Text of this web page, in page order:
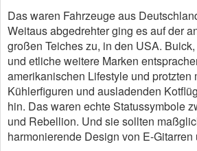
Das waren Fahrzeuge aus
Weitaus abgedrehter ging es auf der
großen Teiches zu, in den USA.
und etliche weitere Marken
amerikanischen Lifestyle und protzten
Kühlerfiguren und ausladenden
hin. Das waren echte Statussymbole
und Rebellion. Und sie sollten
harmonierende Design von E-Gitarren